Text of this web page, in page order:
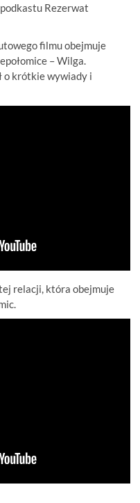
Rezerwat
filmu obejmuje
– Wilga.
o krótkie wywiady i
relacji, która obejmuje